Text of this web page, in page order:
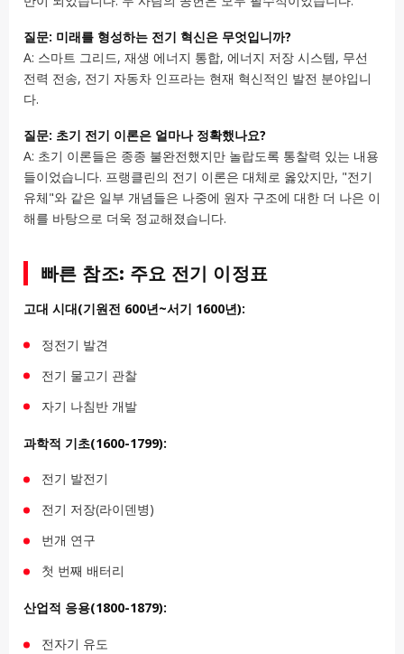
질문: 미래를 형성하는 전기 혁신은 무엇입니까?
A: 스마트 그리드, 재생 에너지 통합, 에너지 저장 시스템, 무선
전력 전송, 전기 자동차 인프라는 현재 혁신적인 발전 분야입니
다.
질문: 초기 전기 이론은 얼마나 정확했나요?
A: 초기 이론들은 종종 불완전했지만 놀랍도록 통찰력 있는 내용
들이었습니다. 프랭클린의 전기 이론은 대체로 옳았지만, "전기
유체"와 같은 일부 개념들은 나중에 원자 구조에 대한 더 나은 이
해를 바탕으로 더욱 정교해졌습니다.
빠른 참조: 주요 전기 이정표
고대 시대(기원전 600년~서기 1600년):
정전기 발견
전기 물고기 관찰
자기 나침반 개발
과학적 기초(1600-1799):
전기 발전기
전기 저장(라이덴병)
번개 연구
첫 번째 배터리
산업적 응용(1800-1879):
전자기 유도